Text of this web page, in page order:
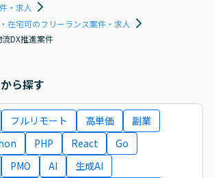
・求人
在宅可のフリーランス案件・求人
DX推進案件
ら探す
フルリモート 高単価
副業
PHP React
Go
PMO AI
生成AI